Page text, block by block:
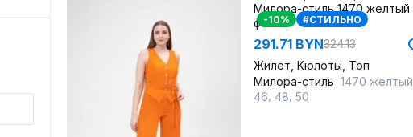
-10% #СТИЛЬНО
291.71 BYN324.13
Жилет, Кюлоты, Топ
Милора-стиль 1470 желтый
46 48 50